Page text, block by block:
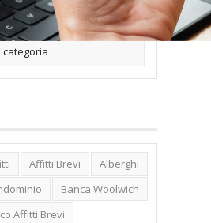
Affitti Brevi
Alberghi
Banca Woolwich
Affitti Brevi